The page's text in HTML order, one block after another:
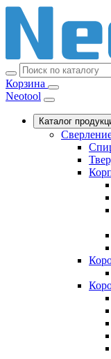
Корзина
Neotool
Каталог